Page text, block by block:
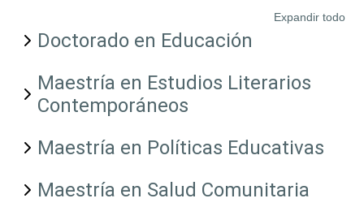
Expandir todo
Doctorado en Educación
Maestría en Estudios Literarios
Contemporáneos
Maestría en Políticas Educativas
Maestría en Salud Comunitaria